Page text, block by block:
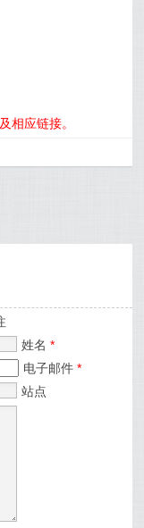
相应链接。
姓名*
电子邮件*
站点